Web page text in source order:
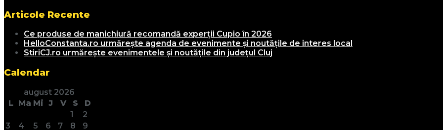
Articole Recente
Ce produse de manichiură recomandă experții Cupio în 2026
HelloConstanta.ro urmărește agenda de evenimente și noutățile de interes local
StiriCJ.ro urmărește evenimentele și noutățile din județul Cluj
Calendar
august 2026
L Ma Mi J V S
D
1
2
3
4 5 6 7 8
9